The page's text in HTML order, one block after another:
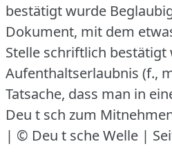
bestätigt wurde
Dokument, mit dem
Stelle schriftlich bestätigt
Aufenthaltserlaubnis (f.,
Tatsache, dass man in
Deu t sch zum
| © Deu t sche Welle |